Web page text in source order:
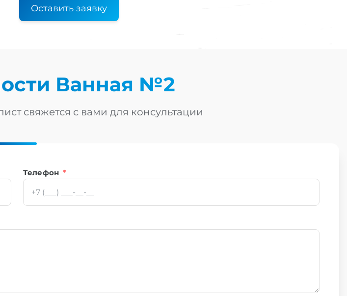
Оставить заявку
Ванная №2
свяжется с вами для консультации
Телефон *